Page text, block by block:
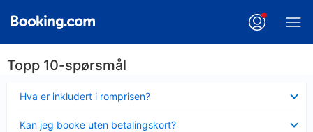
Topp 10-spørsmål
Hva er inkludert i romprisen?
mindre
Kan jeg booke uten betalingskort?
mindre